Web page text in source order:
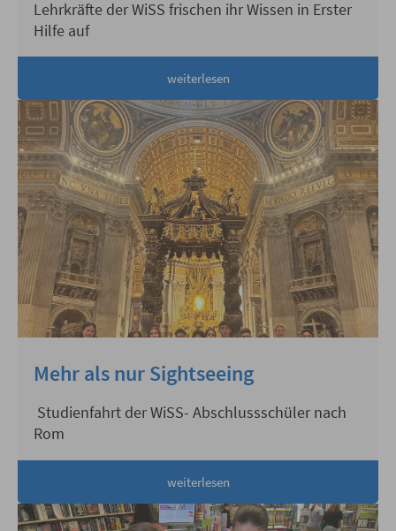
Lehrkräfte der WiSS frischen ihr Wissen in Erster
Hilfe auf
weiterlesen
Mehr als nur Sightseeing
Studienfahrt der WiSS- Abschlussschüler nach
Rom
weiterlesen